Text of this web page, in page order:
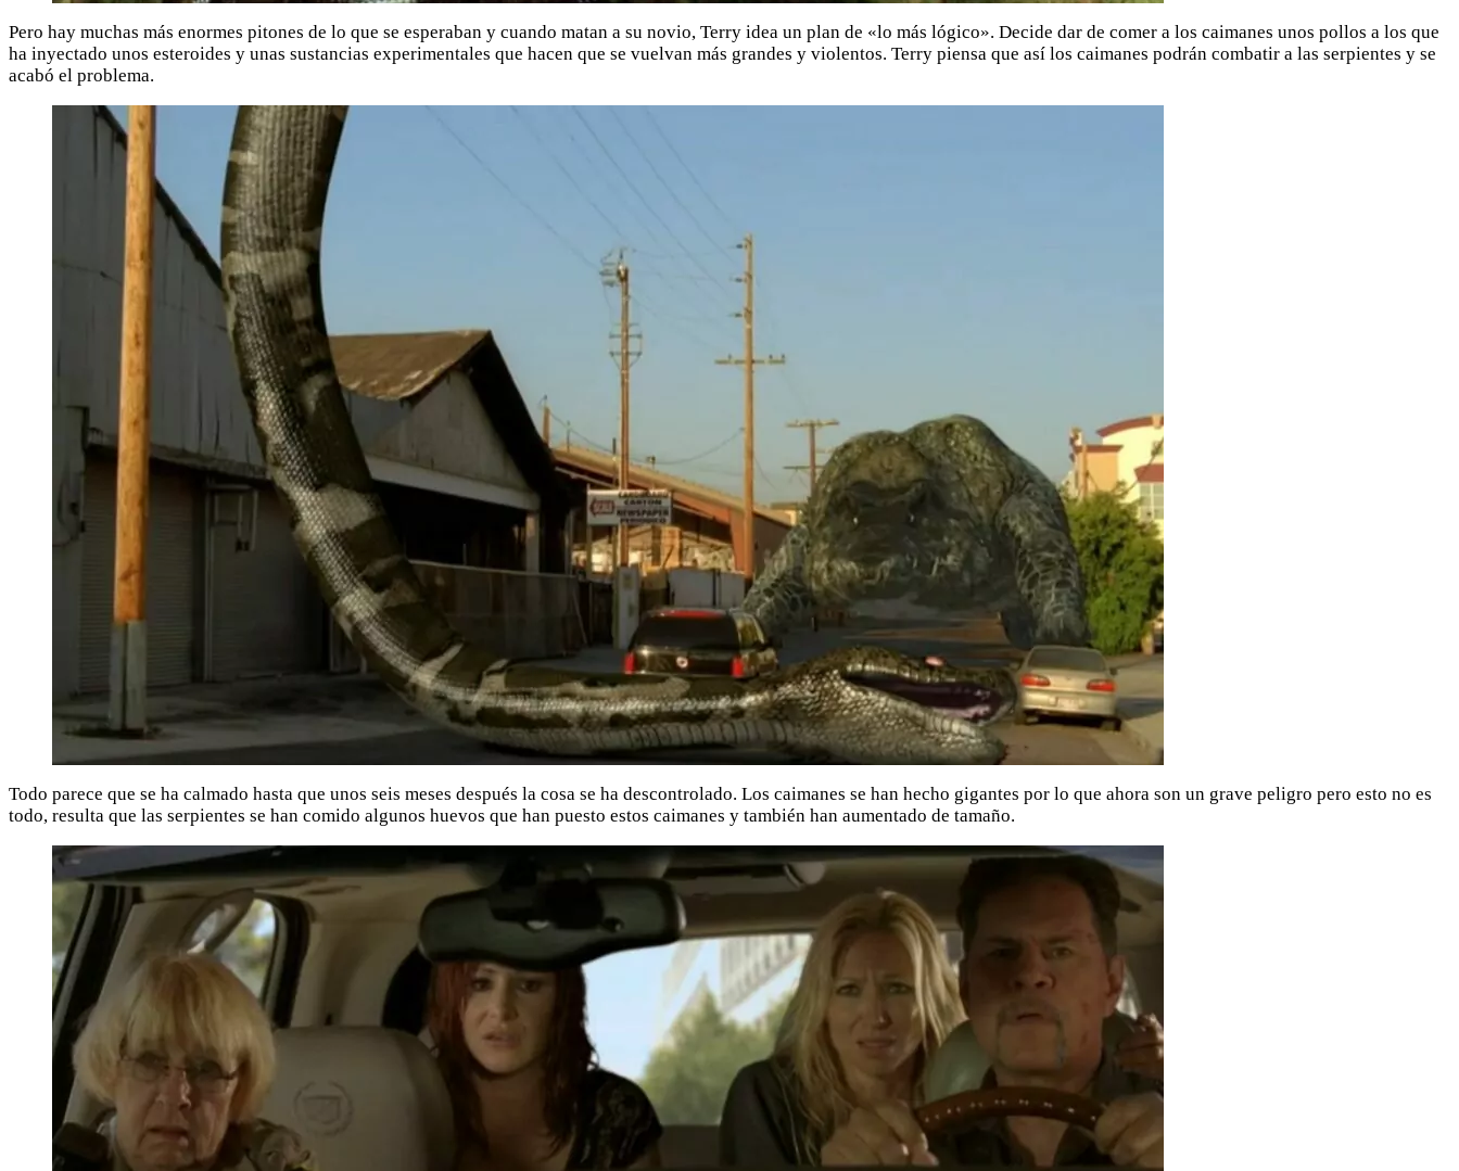
Pero hay muchas más enormes pitones de lo que se esperaban y cuando matan a su novio, Terry idea un plan de «lo más lógico». Decide dar de comer a los caimanes unos pollos a los que
ha inyectado unos esteroides y unas sustancias experimentales que hacen que se vuelvan más grandes y violentos. Terry piensa que así los caimanes podrán combatir a las serpientes y se
acabó el problema.
Todo parece que se ha calmado hasta que unos seis meses después la cosa se ha descontrolado. Los caimanes se han hecho gigantes por lo que ahora son un grave peligro pero esto no es
todo, resulta que las serpientes se han comido algunos huevos que han puesto estos caimanes y también han aumentado de tamaño.